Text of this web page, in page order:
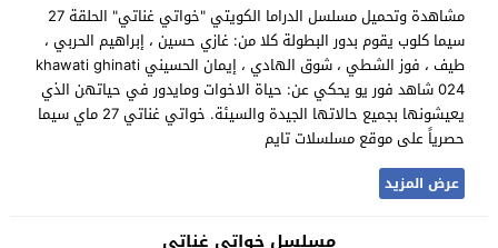
مشاهدة وتحميل مسلسل الدراما الكويتي "خواتي غناتي" الحلقة 27
سيما كلوب يقوم بدور البطولة كلا من: غازي حسين ، إبراهيم الحربي ،
طيف ، فوز الشطي ، شوق الهادي ، إيمان الحسيني khawati ghinati
024 شاهد فور يو يحكي عن: حياة الاخوات ومايدور في حياتهن الذي
يعيشونها بجميع حالاتها الجيدة والسيئة. خواتي غناتي 27 ماي سيما
حصرياً على موقع مسلسلات تايم
عرض المزيد
مسلسل خواتي غناتي